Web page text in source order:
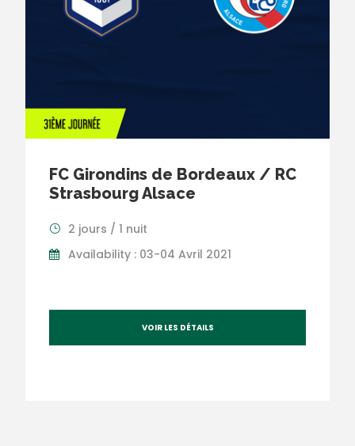
FC Girondins de Bordeaux / RC
Strasbourg Alsace
2 jours / 1 nuit
Availability : 03-04 Avril 2021
VOIR LES DÉTAILS